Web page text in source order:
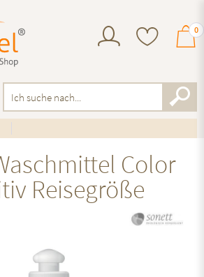
0
Color
Reisegröße